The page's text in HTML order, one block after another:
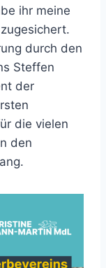
ihr meine
durch den
Steffen
der
die vielen
den